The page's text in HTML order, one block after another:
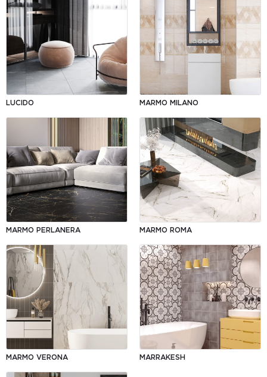
LUCIDO MARMO MILANO
MARMO PERLANERA MARMO ROMA
MARMO VERONA MARRAKESH